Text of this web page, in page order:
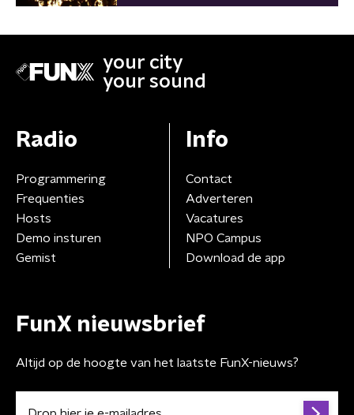
your city
your sound
Radio
Programmering
Frequenties
Hosts
Demo insturen
Gemist
Info
Contact
Adverteren
Vacatures
NPO Campus
Download de app
FunX nieuwsbrief
Altijd op de hoogte van het laatste FunX-nieuws?